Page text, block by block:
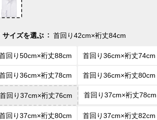
サイズを選ぶ 首回り42cm×裄丈84cm
回り50cm×裄丈88cm 首回り36cm×裄丈74cm
回り36cm×裄丈78cm 首回り36cm×裄丈80cm
首回り37cm×裄丈76cm 首回り37cm×裄丈78cm
回り37cm×裄丈80cm 首回り37cm×裄丈82cm